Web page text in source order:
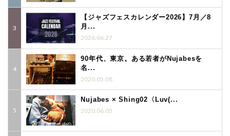
【ジャズフェスカレンダー2026】7月／8
月...
2026.06.27
90年代、東京。ある若者がNujabesを
名...
2020.05.08
Nujabes × Shing02〈Luv(...
2020.06.05